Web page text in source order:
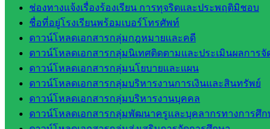
ช่องทางแจ้งเรื่องร้องเรียน การทุจริตและประพฤติมิชอบ
ชื่อที่อยู่โรงเรียนพร้อมเบอร์โทรศัพท์
ดาวน์โหลดเอกสารกลุ่มกฎหมายและคดี
ดาวน์โหลดเอกสารกลุ่มนิเทศติดตามและประเมินผลการจั
ดาวน์โหลดเอกสารกลุ่มนโยบายและแผน
ดาวน์โหลดเอกสารกลุ่มบริหารงานการเงินและสินทรัพย์
ดาวน์โหลดเอกสารกลุ่มบริหารงานบุคคล
ดาวน์โหลดเอกสารกลุ่มพัฒนาครูและบุคลากรทางการศึก